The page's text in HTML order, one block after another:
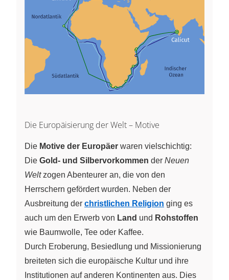
Die Europäisierung der Welt – Motive
Die Motive der Europäer waren vielschichtig:
Die Gold- und Silbervorkommen der Neuen
Weltzogen Abenteurer an, die von den
Herrschern gefördert wurden. Neben der
Ausbreitung der christlichen Religion ging es
auch um den Erwerb von Land und Rohstoffen
wie Baumwolle, Tee oder Kaffee.
Durch Eroberung, Besiedlung und Missionierung
breiteten sich die europäische Kultur und ihre
Institutionen auf anderen Kontinenten aus. Dies